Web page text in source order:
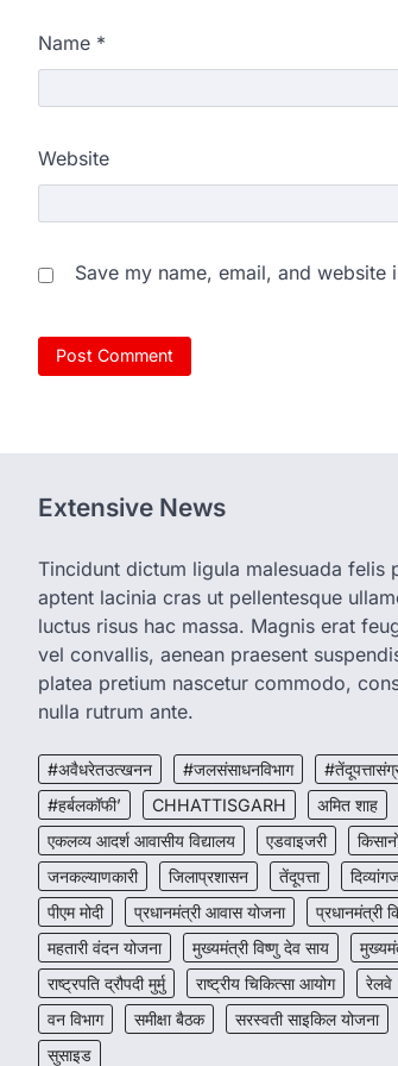
Name *
Website
Save my name, email, and
Extensive News
Tincidunt dictum ligula malesuada felis
aptent lacinia cras ut pellentesque
luctus risus hac massa. Magnis erat
vel convallis, aenean praesent
platea pretium nascetur commodo,
nulla rutrum ante.
#अवैधरेतउत्खनन #जलसंसाधनविभाग
#हर्बलकॉफी’
CHHATTISGARH अमित शाह
एकलव्य आदर्श आवासीय विद्यालय
एडवाइजरी
जनकल्याणकारी
जिलाप्रशासन तेंदूपत्ता
पीएम मोदी
प्रधानमंत्री आवास योजना प्रधानमंत्री
महतारी वंदन योजना
मुख्यमंत्री विष्णु देव साय
राष्ट्रपति द्रौपदी मुर्मु
राष्ट्रीय चिकित्सा आयोग रेलवे
वन विभाग
समीक्षा बैठक सरस्वती साइकिल योजना
सुसाइड